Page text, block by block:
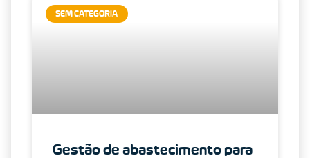
SEM CATEGORIA
Gestão de abastecimento para